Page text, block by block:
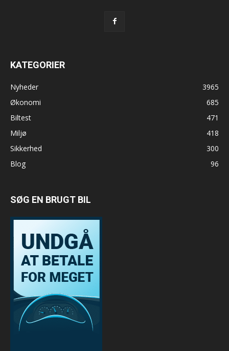
KATEGORIER
Nyheder
3965
Økonomi
685
Biltest
471
Miljø
418
Sikkerhed
300
Blog
96
SØG EN BRUGT BIL